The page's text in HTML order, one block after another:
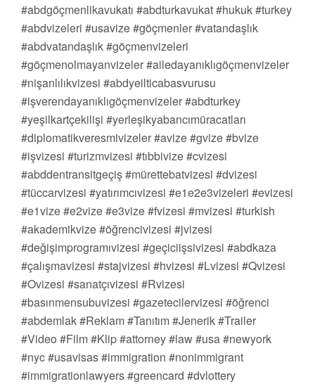
#abdgöçmenlikavukatı #abdturkavukat #hukuk #turkey
#abdvizeleri #usavize #göçmenler #vatandaşlık
#abdvatandaşlık #göçmenvizeleri
#göçmenolmayanvizeler #ailedayanıklıgöçmenvizeler
#nişanlılıkvizesi #abdyeilticabasvurusu
#işverendayanıklıgöçmenvizeler #abdturkey
#yeşilkartçekilişi #yerleşikyabancımüracatları
#diplomatikveresmivizeler #avize #gvize #bvize
#işvizesi #turizmvizesi #tıbbivize #cvizesi
#abddentransitgeçiş #mürettebatvizesi #dvizesi
#tüccarvizesi #yatırımcıvizesi #e1e2e3vizeleri #evizesi
#e1vize #e2vize #e3vize #fvizesi #mvizesi #turkish
#akademikvize #öğrencivizesi #jvizesi
#değişimprogramıvizesi #geçiciişsivizesi #abdkaza
#çalışmavizesi #stajvizesi #hvizesi #Lvizesi #Qvizesi
#Ovizesi #sanatçıvizesi #Rvizesi
#basınmensubuvizesi #gazetecilervizesi #öğrenci
#abdemlak #Reklam #Tanıtım #Jenerik #Trailer
#Video #Film #Klip #attorney #law #usa #newyork
#nyc #usavisas #immigration #nonimmigrant
#immigrationlawyers #greencard #dvlottery